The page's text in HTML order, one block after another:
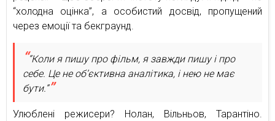
“холодна оцінка”, а особистий досвід, пропущений
через емоції та бекграунд.
“Коли я пишу про фільм, я завжди пишу і про
себе. Це не об’єктивна аналітика, і нею не має
бути.”
Улюблені режисери? Нолан, Вільньов, Тарантіно.